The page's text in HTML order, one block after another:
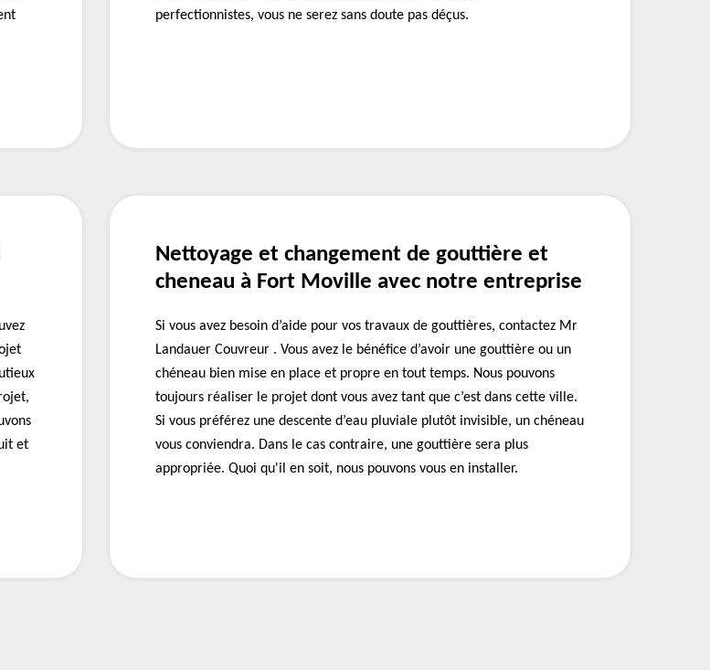
perfectionnistes, vous ne serez sans doute pas déçus.
et
Nettoyage et changement de gouttière et
cheneau à Fort Moville avec notre entreprise
Si vous avez besoin d’aide pour vos travaux de gouttières, contactez Mr
Landauer Couvreur . Vous avez le bénéfice d’avoir une gouttière ou un
chéneau bien mise en place et propre en tout temps. Nous pouvons
toujours réaliser le projet dont vous avez tant que c’est dans cette ville.
Si vous préférez une descente d’eau pluviale plutôt invisible, un chéneau
vous conviendra. Dans le cas contraire, une gouttière sera plus
appropriée. Quoi qu'il en soit, nous pouvons vous en installer.